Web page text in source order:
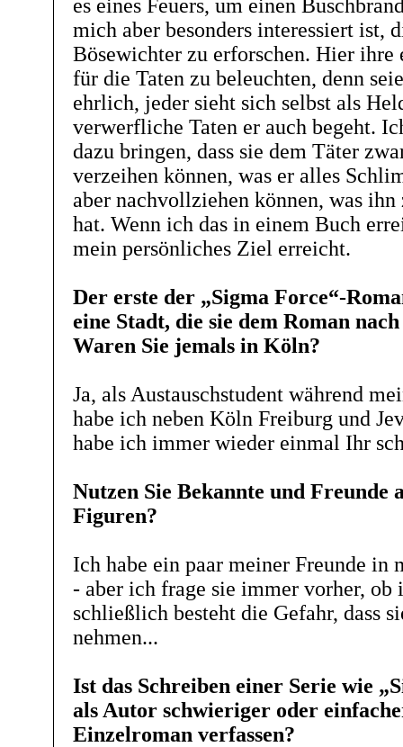
es eines Feuers, um einen
mich aber besonders interessiert ist,
Bösewichter zu erforschen. Hier ihre
für die Taten zu beleuchten, denn
ehrlich, jeder sieht sich selbst als
verwerfliche Taten er auch begeht.
dazu bringen, dass sie dem Täter
verzeihen können, was er alles
aber nachvollziehen können, was
hat. Wenn ich das in einem Buch
mein persönliches Ziel erreicht.
Der erste der „Sigma Force“-
eine Stadt, die sie dem Roman
Waren Sie jemals in Köln?
Ja, als Austauschstudent während
habe ich neben Köln Freiburg und
habe ich immer wieder einmal Ihr
Nutzen Sie Bekannte und
Figuren?
Ich habe ein paar meiner Freunde in
- aber ich frage sie immer vorher, ob
schließlich besteht die Gefahr, dass
nehmen...
Ist das Schreiben einer Serie wie
als Autor schwieriger oder
Einzelroman verfassen?